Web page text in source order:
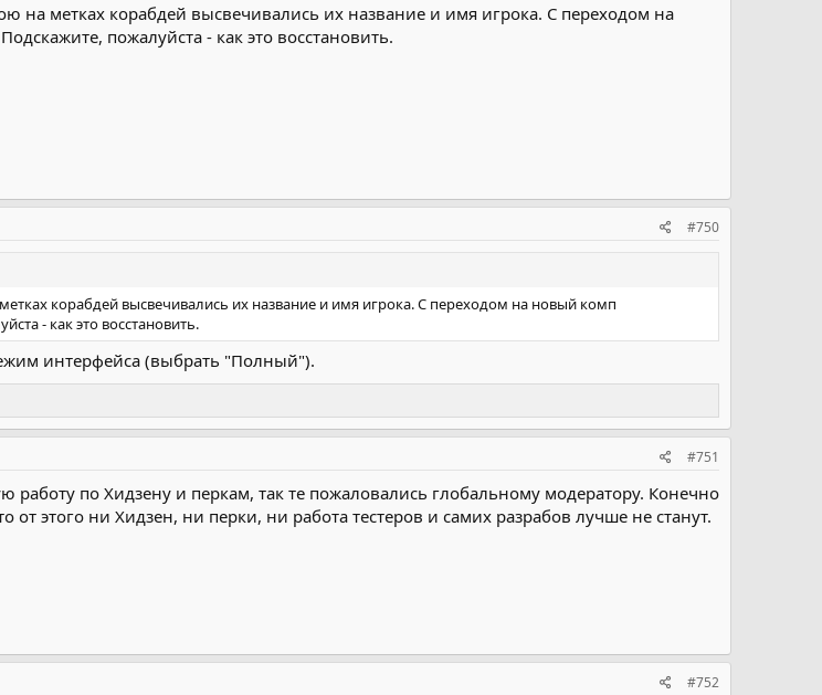
на метках корабдей высвечивались их название и имя игрока. С переходом на
пожалуйста - как это восстановить.
#750
корабдей высвечивались их название и имя игрока. С переходом на новый комп
- как это восстановить.
интерфейса (выбрать "Полный").
#751
работу по Хидзену и перкам, так те пожаловались глобальному модератору. Конечно
этого ни Хидзен, ни перки, ни работа тестеров и самих разрабов лучше не станут.
#752